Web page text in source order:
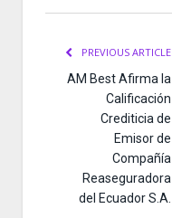
PREVIOUS ARTICLE
AM Best Afirma la
Calificación
Crediticia de
Emisor de
Compañía
Reaseguradora
del Ecuador S.A.